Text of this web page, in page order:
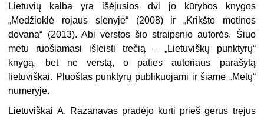
Lietuvių kalba yra išėjusios dvi jo kūrybos knygos
„Medžioklė rojaus slėnyje“ (2008) ir „Krikšto motinos
dovana“ (2013). Abi verstos šio straipsnio autorės. Šiuo
metu ruošiamasi išleisti trečią – „Lietuviškų punktyrų“
knygą, bet ne verstą, o paties autoriaus parašytą
lietuviškai. Pluoštas punktyrų publikuojami ir šiame „Metų“
numeryje.
Lietuviškai A. Razanavas pradėjo kurti prieš gerus trejus